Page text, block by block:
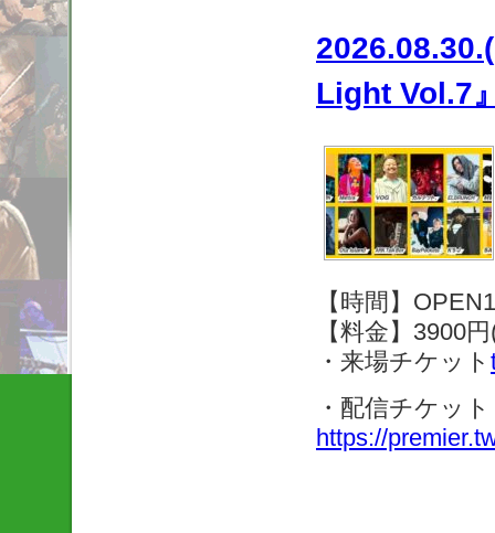
Light Vol.7
【時間】
【料金】3900
・来場チケット
・配信チケット
https://